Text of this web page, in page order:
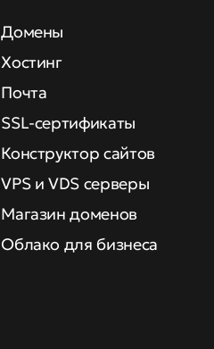
Домены
Хостинг
Почта
SSL-сертификаты
Конструктор сайтов
VPS и VDS серверы
Магазин доменов
Облако для бизнеса